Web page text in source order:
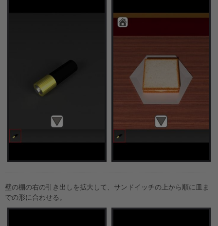
壁の棚の右の引き出しを拡大して、サンドイッチの上から順に皿ま
での形に合わせる。